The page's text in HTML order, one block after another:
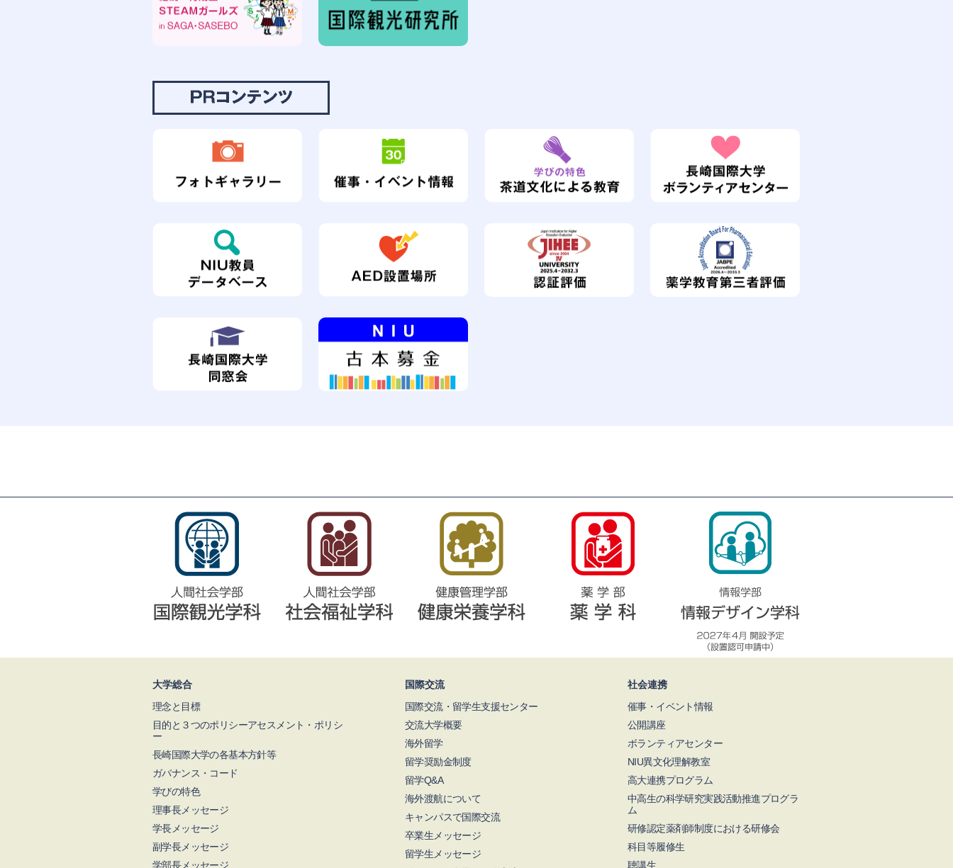
大学総合
理念と目標
目的と３つのポリシーアセスメント・ポリシ
ー
長崎国際大学の各基本方針等
ガバナンス・コード
学びの特色
理事長メッセージ
学長メッセージ
副学長メッセージ
学部長メッセージ
国際交流
国際交流・留学生支援センター
交流大学概要
海外留学
留学奨励金制度
留学Q&A
海外渡航について
キャンパスで国際交流
卒業生メッセージ
留学生メッセージ
社会連携
催事・イベント情報
公開講座
ボランティアセンター
NIU異文化理解教室
高大連携プログラム
中高生の科学研究実践活動推進プログラ
ム
研修認定薬剤師制度における研修会
科目等履修生
聴講生